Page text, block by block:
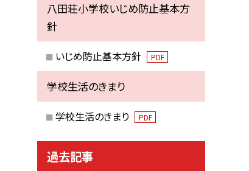
八田荘小学校いじめ防止基本方
針
いじめ防止基本方針 PDF
学校生活のきまり
学校生活のきまり PDF
過去記事